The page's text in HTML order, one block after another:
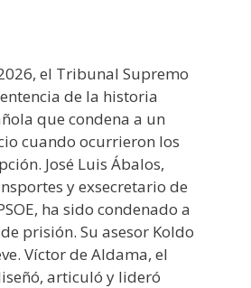
el Tribunal Supremo
de la historia
que condena a un
cuando ocurrieron los
José Luis Ábalos,
y exsecretario de
ha sido condenado a
prisión. Su asesor Koldo
Víctor de Aldama, el
articuló y lideró